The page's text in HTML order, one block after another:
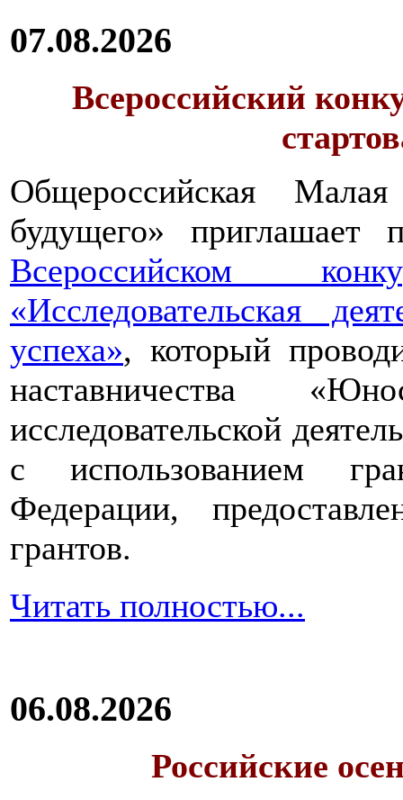
07.08.2026
Всероссийский
Общероссийская
будущего» приглашает
Всероссийском
«Исследовательская
успеха», который
наставничества
исследовательской
с использованием
Федерации,
грантов.
Читать полностью...
06.08.2026
Российские